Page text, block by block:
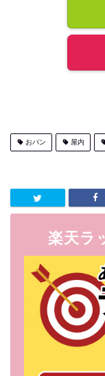
おパン 屋内
楽天ラ